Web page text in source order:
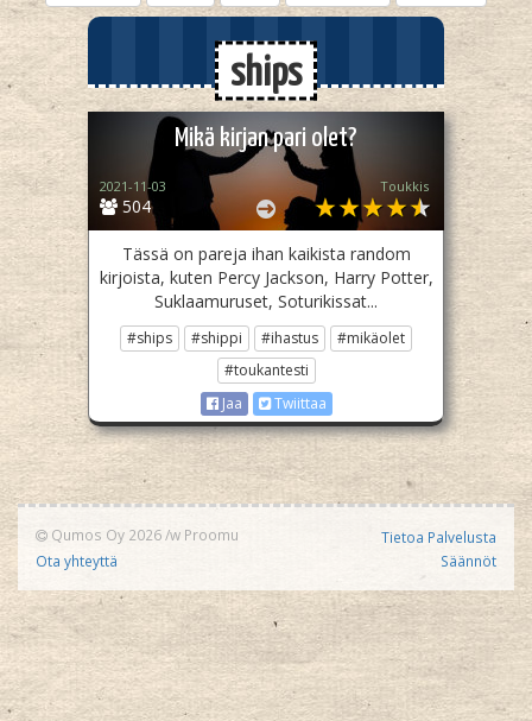
ships
Mikä kirjan pari olet?
504
2021-11-03 Toukkis
Tässä on pareja ihan kaikista random
kirjoista, kuten Percy Jackson, Harry Potter,
Suklaamuruset, Soturikissat...
#ships #shippi #ihastus
#mikäolet
#toukantesti
Jaa
Twiittaa
Qumos Oy 2026/w Proomu
Ota yhteyttä
Tietoa Palvelusta
Säännöt